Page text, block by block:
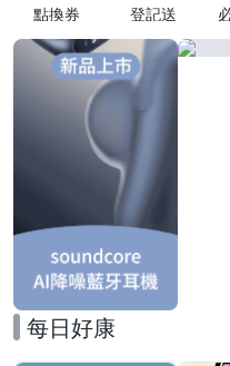
點換券 登記送
每日好康